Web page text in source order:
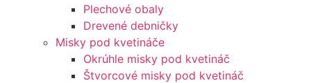
Plechové obaly
Drevené debničky
Misky pod kvetináče
Okrúhle misky pod kvetináč
Štvorcové misky pod kvetináč